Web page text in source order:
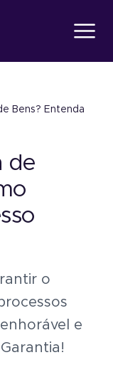
oFiança
oSeguro
bloquear
para
Bens? Entenda
de
o
e